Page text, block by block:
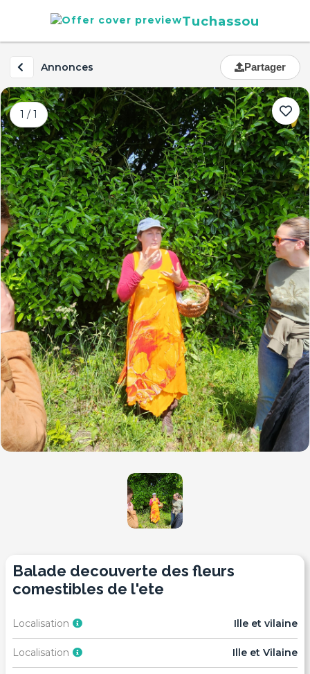
Tuchassou
Annonces Partager
1 / 1
balade decouverte des fleurs
comestibles de l'ete
Localisation Ille et vilaine
Localisation Ille et Vilaine